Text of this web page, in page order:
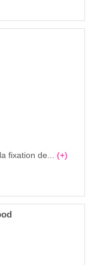
fixation de... (+)